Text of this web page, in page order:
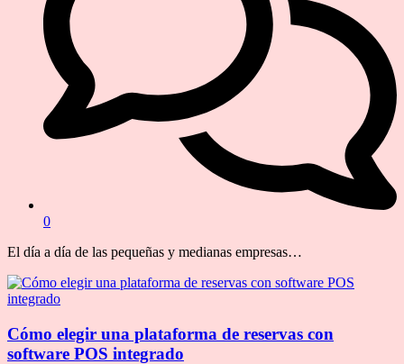
0
El día a día de las pequeñas y medianas empresas…
Cómo elegir una plataforma de reservas con
software POS integrado